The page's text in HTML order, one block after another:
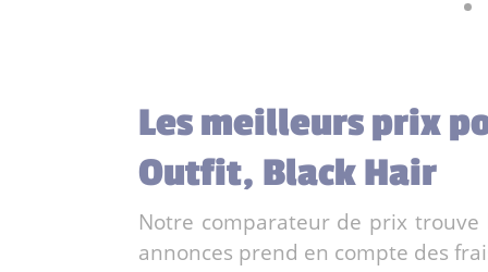
Les meilleurs prix
Outfit, Black Hair
Notre comparateur de prix
annonces prend en compte des